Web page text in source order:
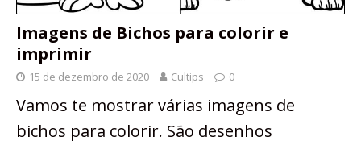
Imagens de Bichos para colorir e
imprimir
15 de dezembro de 2020 Cultips 0
Vamos te mostrar várias imagens de
bichos para colorir. São desenhos